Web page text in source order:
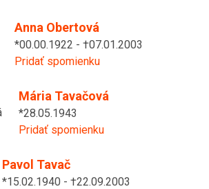
Anna Obertová
*00.00.1922 - †07.01.2003
Pridať spomienku
Mária Tavačová
*28.05.1943
Pridať spomienku
Pavol Tavač
*15.02.1940 - †22.09.2003